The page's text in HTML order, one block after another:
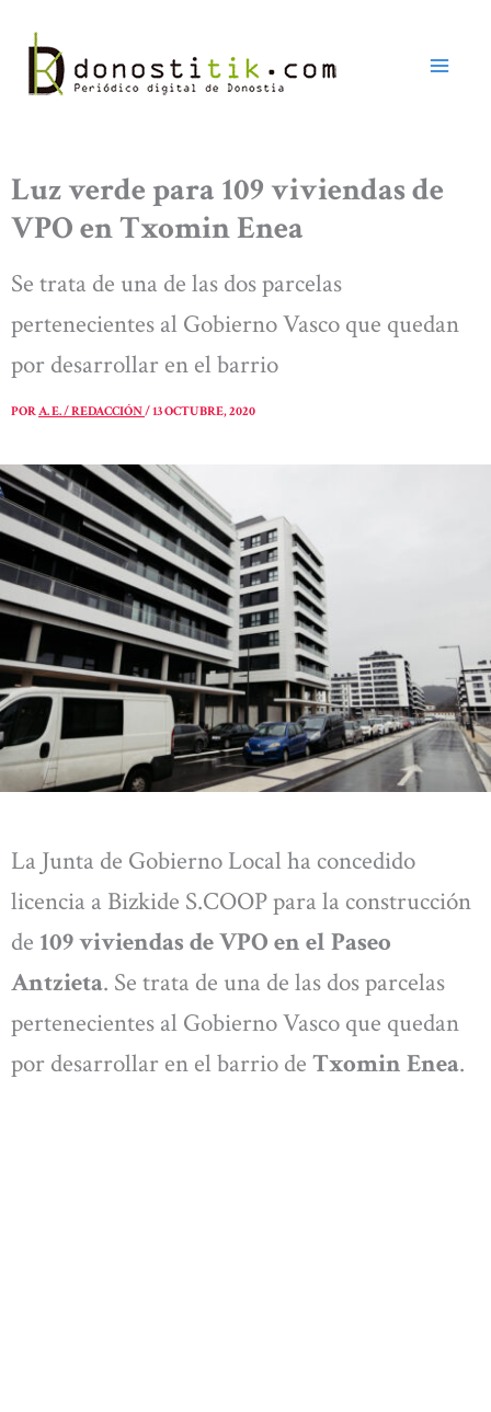
contenido
Luz verde para 109 viviendas de
VPO en Txomin Enea
Se trata de una de las dos parcelas
pertenecientes al Gobierno Vasco que quedan
por desarrollar en el barrio
PORA. E. / REDACCIÓN/13 OCTUBRE, 2020
La Junta de Gobierno Local ha concedido
licencia a Bizkide S.COOP para la construcción
de 109 viviendas de VPO en el Paseo
Antzieta. Se trata de una de las dos parcelas
pertenecientes al Gobierno Vasco que quedan
por desarrollar en el barrio de Txomin Enea.